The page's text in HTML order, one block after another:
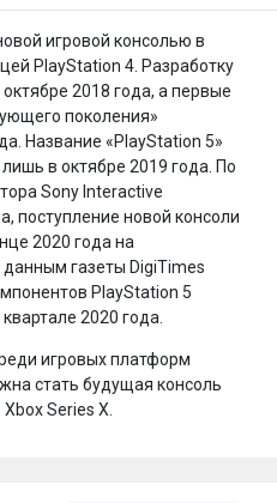
игровой консолью в
PlayStation 4. Разработку
2018 года, а первые
поколения»
Название «PlayStation 5»
в октябре 2019 года. По
Sony Interactive
поступление новой консоли
2020 года на
газеты DigiTimes
PlayStation 5
2020 года.
игровых платформ
стать будущая консоль
Series X.